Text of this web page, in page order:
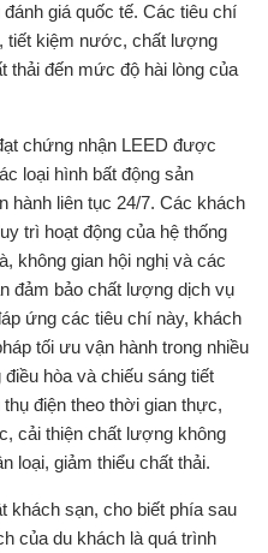
giá quốc tế. Các tiêu chí
tiết kiệm nước, chất lượng
thải đến mức độ hài lòng của
chứng nhận LEED được
loại hình bất động sản
hành liên tục 24/7. Các khách
trì hoạt động của hệ thống
không gian hội nghị và các
đảm bảo chất lượng dịch vụ
ứng các tiêu chí này, khách
tối ưu vận hành trong nhiều
hòa và chiếu sáng tiết
điện theo thời gian thực,
cải thiện chất lượng không
loại, giảm thiểu chất thải.
khách sạn, cho biết phía sau
của du khách là quá trình